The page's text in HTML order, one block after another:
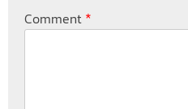
Comment *